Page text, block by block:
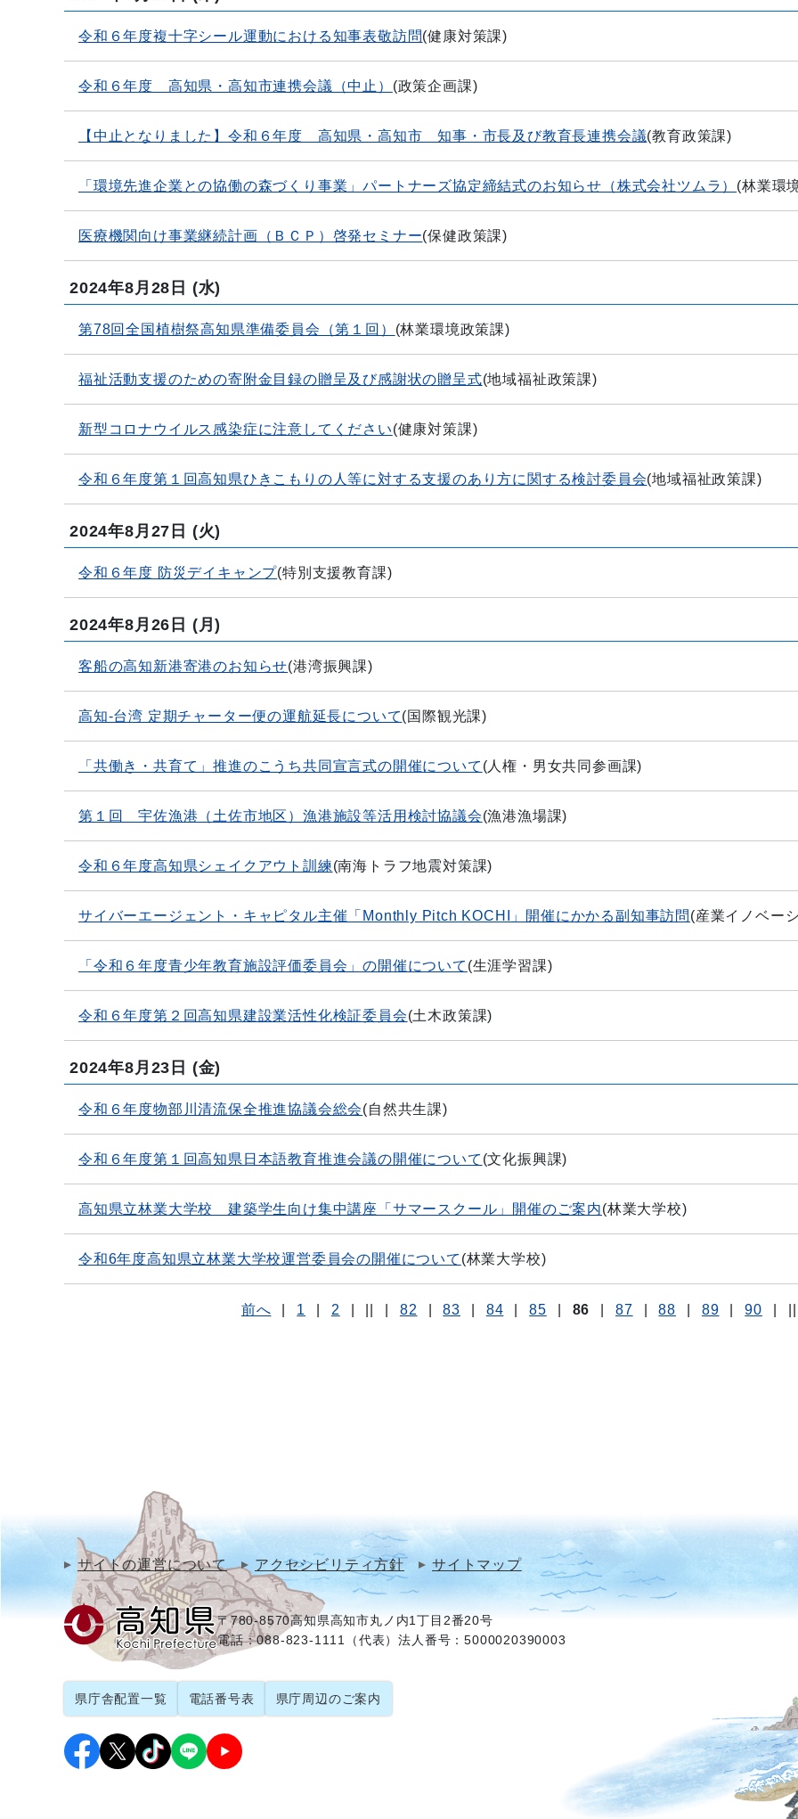
令和６年度複十字シール運動における知事表敬訪問(健康対策課)
令和６年度 高知県・高知市連携会議（中止） (政策企画課)
【中止となりました】令和６年度 高知県・高知市 知事・市長及び教育長連携会議(教育政策課)
「環境先進企業との協働の森づくり事業」パートナーズ協定締結式のお知らせ（株式会社ツムラ） (林業環
医療機関向け事業継続計画（ＢＣＰ）啓発セミナー(保健政策課)
2024年8月28日 (水)
第78回全国植樹祭高知県準備委員会（第１回） (林業環境政策課)
福祉活動支援のための寄附金目録の贈呈及び感謝状の贈呈式(地域福祉政策課)
新型コロナウイルス感染症に注意してください(健康対策課)
令和６年度第１回高知県ひきこもりの人等に対する支援のあり方に関する検討委員会(地域福祉政策課)
2024年8月27日 (火)
令和６年度 防災デイキャンプ(特別支援教育課)
2024年8月26日 (月)
客船の高知新港寄港のお知らせ(港湾振興課)
高知-台湾 定期チャーター便の運航延長について(国際観光課)
「共働き・共育て」推進のこうち共同宣言式の開催について (人権・男女共同参画課)
第１回 宇佐漁港（土佐市地区）漁港施設等活用検討協議会(漁港漁場課)
令和６年度高知県シェイクアウト訓練(南海トラフ地震対策課)
サイバーエージェント・キャピタル主催「Monthly Pitch KOCHI」開催にかかる副知事訪問 (産業イノベー
「令和６年度青少年教育施設評価委員会」の開催について (生涯学習課)
令和６年度第２回高知県建設業活性化検証委員会(土木政策課)
2024年8月23日 (金)
令和６年度物部川清流保全推進協議会総会(自然共生課)
令和６年度第１回高知県日本語教育推進会議の開催について (文化振興課)
高知県立林業大学校 建築学生向け集中講座「サマースクール」開催のご案内(林業大学校)
令和6年度高知県立林業大学校運営委員会の開催について (林業大学校)
前へ 1 2 82 83 84 85 86 87 88 89 90
サイトの運営について アクセシビリティ方針 サイトマップ
〒780-8570高知県高知市丸ノ内1丁目2番20号
電話：088-823-1111（代表）法人番号：5000020390003
県庁舎配置一覧 電話番号表 県庁周辺のご案内